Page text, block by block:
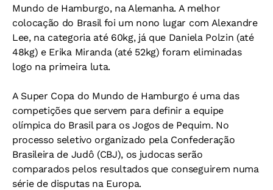
Mundo de Hamburgo, na Alemanha. A melhor
colocação do Brasil foi um nono lugar com Alexandre
Lee, na categoria até 60kg, já que Daniela Polzin (até
48kg) e Erika Miranda (até 52kg) foram eliminadas
logo na primeira luta.
A Super Copa do Mundo de Hamburgo é uma das
competições que servem para definir a equipe
olímpica do Brasil para os Jogos de Pequim. No
processo seletivo organizado pela Confederação
Brasileira de Judô (CBJ), os judocas serão
comparados pelos resultados que conseguirem numa
série de disputas na Europa.